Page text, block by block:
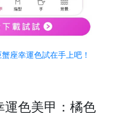
座幸運色試在手上吧！
運色美甲：橘色